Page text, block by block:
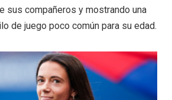
sus compañeros y mostrando una
de juego poco común para su edad.